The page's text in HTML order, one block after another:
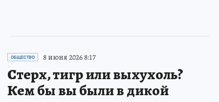
ОБЩЕСТВО 8 июня 2026 8:17
Стерх, тигр или выхухоль?
Кем бы вы были в дикой